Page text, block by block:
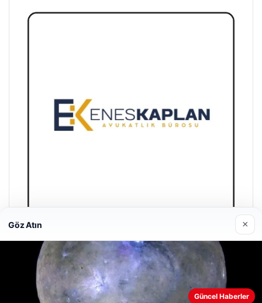
Enes Kaplan Avukatlık Bürosu
28/04/2026
Göz Atın ×
Güncel Haberler